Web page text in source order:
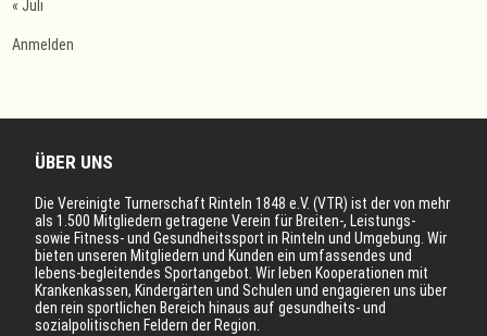
« Juli
Anmelden
ÜBER UNS
Die Vereinigte Turnerschaft Rinteln 1848 e.V. (VTR) ist der von mehr
als 1.500 Mitgliedern getragene Verein für Breiten-, Leistungs-
sowie Fitness- und Gesundheitssport in Rinteln und Umgebung. Wir
bieten unseren Mitgliedern und Kunden ein umfassendes und
lebens-begleitendes Sportangebot. Wir leben Kooperationen mit
Krankenkassen, Kindergärten und Schulen und engagieren uns über
den rein sportlichen Bereich hinaus auf gesundheits- und
sozialpolitischen Feldern der Region.